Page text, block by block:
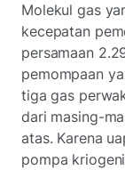
Molekul gas
kecepatan
persamaan
pemompaan
tiga gas
dari masing-
atas. Karena
pompa